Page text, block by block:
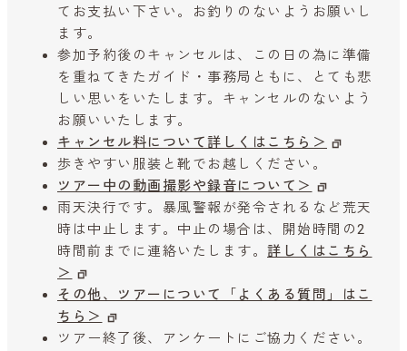
てお支払い下さい。お釣りのないようお願いし
ます。
参加予約後のキャンセルは、この日の為に準備
を重ねてきたガイド・事務局ともに、とても悲
しい思いをいたします。キャンセルのないよう
お願いいたします。
キャンセル料について詳しくはこちら＞
歩きやすい服装と靴でお越しください。
ツアー中の動画撮影や録音について＞
雨天決行です。暴風警報が発令されるなど荒天
時は中止します。中止の場合は、開始時間の2
時間前までに連絡いたします。 詳しくはこちら
＞
その他、ツアーについて「よくある質問」はこ
ちら＞
ツアー終了後、アンケートにご協力ください。